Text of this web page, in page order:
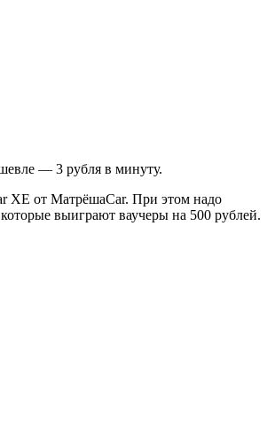
— 3 рубля в минуту.
XE от МатрёшaCar. При этом надо
выиграют ваучеры на 500 рублей.